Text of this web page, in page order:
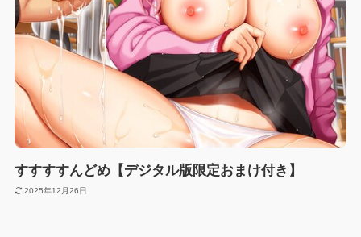
すすすすんどめ【デジタル版限定おまけ付き】
2025年12月26日